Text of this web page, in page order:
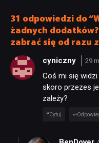
31 odpowiedzi do
żadnych
zabrać się od razu
cyniczny 29
Coś mi się widzi
skoro przezes
zależy?
Cytuj